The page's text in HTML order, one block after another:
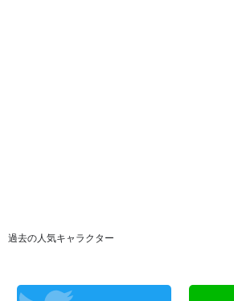
過去の人気キャラクター